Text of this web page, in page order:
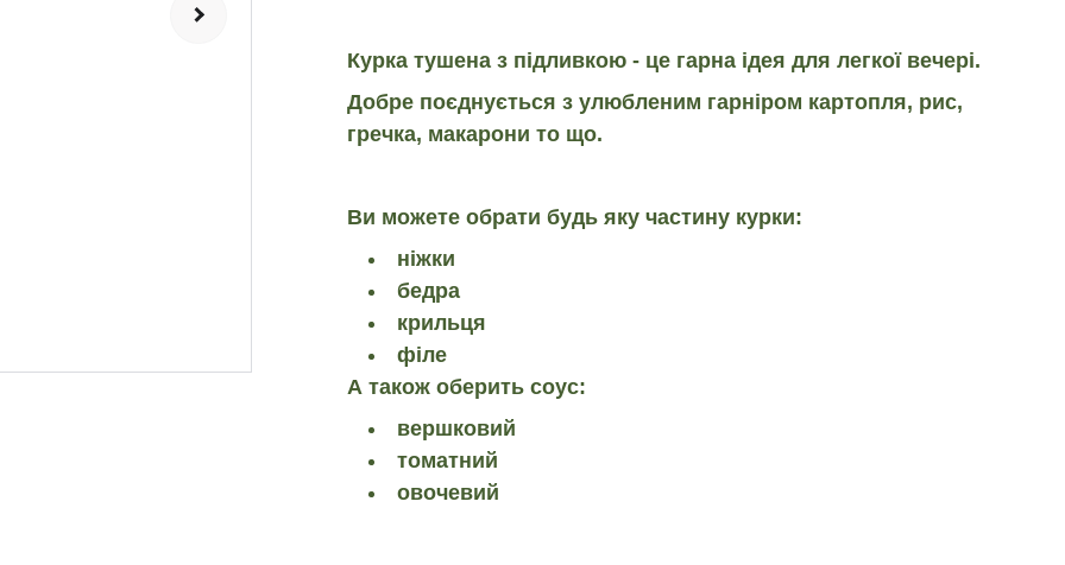
Курка тушена з підливкою - це гарна ідея для легкої вечері.
Добре поєднується з улюбленим гарніром картопля, рис,
гречка, макарони то що.
Ви можете обрати будь яку частину курки:
ніжки
бедра
крильця
філе
А також оберить соус:
вершковий
томатний
овочевий